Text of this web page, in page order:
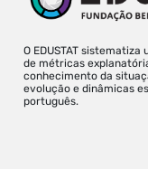
O EDUSTAT
de métricas
conhecimento da
evolução e dinâmicas
português.